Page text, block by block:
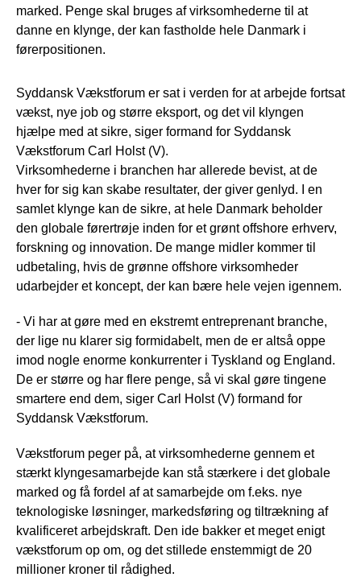
marked. Penge skal bruges af virksomhederne til at
danne en klynge, der kan fastholde hele Danmark i
førerpositionen.
Syddansk Vækstforum er sat i verden for at arbejde fortsat
vækst, nye job og større eksport, og det vil klyngen
hjælpe med at sikre, siger formand for Syddansk
Vækstforum Carl Holst (V).
Virksomhederne i branchen har allerede bevist, at de
hver for sig kan skabe resultater, der giver genlyd. I en
samlet klynge kan de sikre, at hele Danmark beholder
den globale førertrøje inden for et grønt offshore erhverv,
forskning og innovation. De mange midler kommer til
udbetaling, hvis de grønne offshore virksomheder
udarbejder et koncept, der kan bære hele vejen igennem.
- Vi har at gøre med en ekstremt entreprenant branche,
der lige nu klarer sig formidabelt, men de er altså oppe
imod nogle enorme konkurrenter i Tyskland og England.
De er større og har flere penge, så vi skal gøre tingene
smartere end dem, siger Carl Holst (V) formand for
Syddansk Vækstforum.
Vækstforum peger på, at virksomhederne gennem et
stærkt klyngesamarbejde kan stå stærkere i det globale
marked og få fordel af at samarbejde om f.eks. nye
teknologiske løsninger, markedsføring og tiltrækning af
kvalificeret arbejdskraft. Den ide bakker et meget enigt
vækstforum op om, og det stillede enstemmigt de 20
millioner kroner til rådighed.